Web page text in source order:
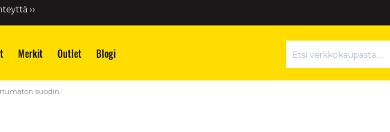
››
Merkit Outlet Blogi
suodin